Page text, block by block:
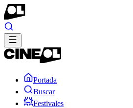
Portada
Buscar
Festivales